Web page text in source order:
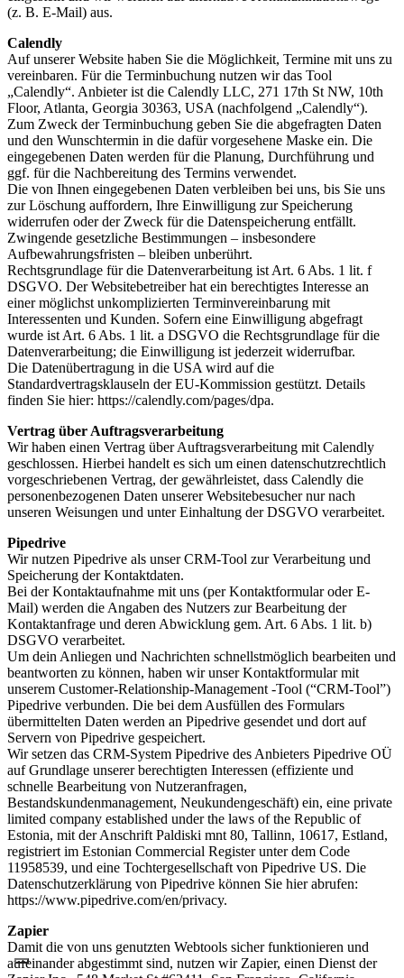
(z. B. E-Mail) aus.
Calendly
Auf unserer Website haben Sie die Möglichkeit, Termine mit uns zu
vereinbaren. Für die Terminbuchung nutzen wir das Tool
„Calendly“. Anbieter ist die Calendly LLC, 271 17th St NW, 10th
Floor, Atlanta, Georgia 30363, USA (nachfolgend „Calendly“).
Zum Zweck der Terminbuchung geben Sie die abgefragten Daten
und den Wunschtermin in die dafür vorgesehene Maske ein. Die
eingegebenen Daten werden für die Planung, Durchführung und
ggf. für die Nachbereitung des Termins verwendet.
Die von Ihnen eingegebenen Daten verbleiben bei uns, bis Sie uns
zur Löschung auffordern, Ihre Einwilligung zur Speicherung
widerrufen oder der Zweck für die Datenspeicherung entfällt.
Zwingende gesetzliche Bestimmungen – insbesondere
Aufbewahrungsfristen – bleiben unberührt.
Rechtsgrundlage für die Datenverarbeitung ist Art. 6 Abs. 1 lit. f
DSGVO. Der Websitebetreiber hat ein berechtigtes Interesse an
einer möglichst unkomplizierten Terminvereinbarung mit
Interessenten und Kunden. Sofern eine Einwilligung abgefragt
wurde ist Art. 6 Abs. 1 lit. a DSGVO die Rechtsgrundlage für die
Datenverarbeitung; die Einwilligung ist jederzeit widerrufbar.
Die Datenübertragung in die USA wird auf die
Standardvertragsklauseln der EU-Kommission gestützt. Details
finden Sie hier: https://calendly.com/pages/dpa.
Vertrag über Auftragsverarbeitung
Wir haben einen Vertrag über Auftragsverarbeitung mit Calendly
geschlossen. Hierbei handelt es sich um einen datenschutzrechtlich
vorgeschriebenen Vertrag, der gewährleistet, dass Calendly die
personenbezogenen Daten unserer Websitebesucher nur nach
unseren Weisungen und unter Einhaltung der DSGVO verarbeitet.
Pipedrive
Wir nutzen Pipedrive als unser CRM-Tool zur Verarbeitung und
Speicherung der Kontaktdaten.
Bei der Kontaktaufnahme mit uns (per Kontaktformular oder E-
Mail) werden die Angaben des Nutzers zur Bearbeitung der
Kontaktanfrage und deren Abwicklung gem. Art. 6 Abs. 1 lit. b)
DSGVO verarbeitet.
Um dein Anliegen und Nachrichten schnellstmöglich bearbeiten und
beantworten zu können, haben wir unser Kontaktformular mit
unserem Customer-Relationship-Management -Tool (“CRM-Tool”)
Pipedrive verbunden. Die bei dem Ausfüllen des Formulars
übermittelten Daten werden an Pipedrive gesendet und dort auf
Servern von Pipedrive gespeichert.
Wir setzen das CRM-System Pipedrive des Anbieters Pipedrive OÜ
auf Grundlage unserer berechtigten Interessen (effiziente und
schnelle Bearbeitung von Nutzeranfragen,
Bestandskundenmanagement, Neukundengeschäft) ein, eine private
limited company established under the laws of the Republic of
Estonia, mit der Anschrift Paldiski mnt 80, Tallinn, 10617, Estland,
registriert im Estonian Commercial Register unter dem Code
11958539, und eine Tochtergesellschaft von Pipedrive US. Die
Datenschutzerklärung von Pipedrive können Sie hier abrufen:
https://www.pipedrive.com/en/privacy.
Zapier
Damit die von uns genutzten Webtools sicher funktionieren und
aufeinander abgestimmt sind, nutzen wir Zapier, einen Dienst der